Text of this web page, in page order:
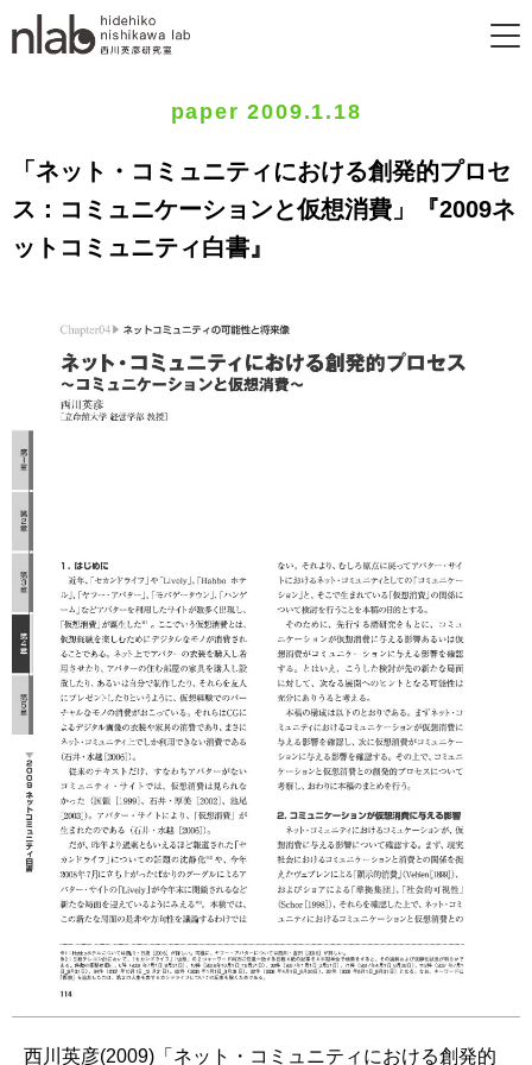
paper 2009.1.18
「ネット・コミュニティにおける創発的プロセ
ス：コミュニケーションと仮想消費」『2009ネ
ットコミュニティ白書』
西川英彦(2009)「ネット・コミュニティにおける創発的